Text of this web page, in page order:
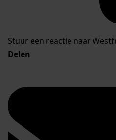
Stuur een reactie naar
Delen